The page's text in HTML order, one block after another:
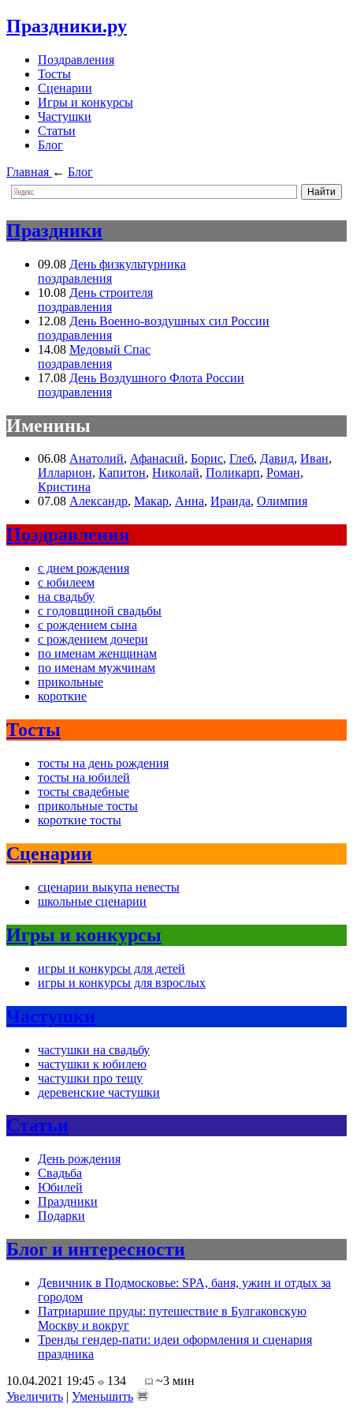
Праздники.ру
Поздравления
Тосты
Сценарии
Игры и конкурсы
Частушки
Статьи
Блог
Главная ← Блог
Праздники
09.08 День физкультурника
поздравления
10.08 День строителя
поздравления
12.08 День Военно-воздушных сил России
поздравления
14.08 Медовый Спас
поздравления
17.08 День Воздушного Флота России
поздравления
Именины
06.08 Анатолий, Афанасий, Борис, Глеб, Давид, Иван,
Илларион, Капитон, Николай, Поликарп, Роман,
Кристина
07.08 Александр, Макар, Анна, Ираида, Олимпия
Поздравления
с днем рождения
с юбилеем
на свадьбу
с годовщиной свадьбы
с рождением сына
с рождением дочери
по именам женщинам
по именам мужчинам
прикольные
короткие
Тосты
тосты на день рождения
тосты на юбилей
тосты свадебные
прикольные тосты
короткие тосты
Сценарии
сценарии выкупа невесты
школьные сценарии
Игры и конкурсы
игры и конкурсы для детей
игры и конкурсы для взрослых
Частушки
частушки на свадьбу
частушки к юбилею
частушки про тещу
деревенские частушки
Статьи
День рождения
Свадьба
Юбилей
Праздники
Подарки
Блог и интересности
Девичник в Подмосковье: SPA, баня, ужин и отдых за
городом
Патриаршие пруды: путешествие в Булгаковскую
Москву и вокруг
Тренды гендер-пати: идеи оформления и сценария
праздника
10.04.2021 19:45
134
~3 мин
Увеличить | Уменьшить